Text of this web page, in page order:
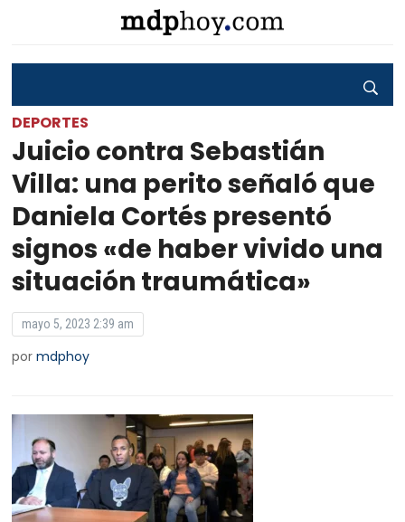
DEPORTES
Juicio contra Sebastián
Villa: una perito señaló que
Daniela Cortés presentó
signos «de haber vivido una
situación traumática»
mayo 5, 2023 2:39 am
pormdphoy